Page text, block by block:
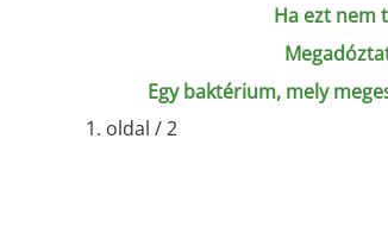
Ha ezt nem
Egy baktérium, mely
1. oldal / 2